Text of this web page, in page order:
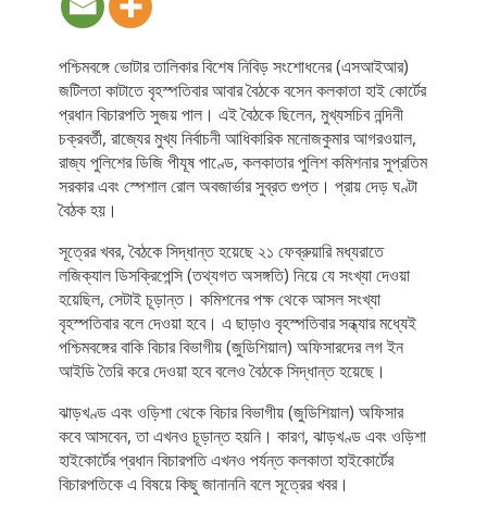
পশ্চিমবঙ্গে ভোটার তালিকার বিশেষ নিবিড় সংশোধনের (এসআইআর)
জটিলতা কাটাতে বৃহস্পতিবার আবার বৈঠকে বসেন কলকাতা হাই কোর্টের
প্রধান বিচারপতি সুজয় পাল। এই বৈঠকে ছিলেন, মুখ্যসচিব নন্দিনী
চক্রবর্তী, রাজ্যের মুখ্য নির্বাচনী আধিকারিক মনোজকুমার আগরওয়াল,
রাজ্য পুলিশের ডিজি পীযূষ পাণ্ডে, কলকাতার পুলিশ কমিশনার সুপ্রতিম
সরকার এবং স্পেশাল রোল অবজার্ভার সুব্রত গুপ্ত। প্রায় দেড় ঘণ্টা
বৈঠক হয়।
সূত্রের খবর, বৈঠকে সিদ্ধান্ত হয়েছে ২১ ফেব্রুয়ারি মধ্যরাতে
লজিক্যাল ডিসক্রিপেন্সি (তথ্যগত অসঙ্গতি) নিয়ে যে সংখ্যা দেওয়া
হয়েছিল, সেটাই চূড়ান্ত। কমিশনের পক্ষ থেকে আসল সংখ্যা
বৃহস্পতিবার বলে দেওয়া হবে। এ ছাড়াও বৃহস্পতিবার সন্ধ্যার মধ্যেই
পশ্চিমবঙ্গের বাকি বিচার বিভাগীয় (জুডিশিয়াল) অফিসারদের লগ ইন
আইডি তৈরি করে দেওয়া হবে বলেও বৈঠকে সিদ্ধান্ত হয়েছে।
ঝাড়খণ্ড এবং ওড়িশা থেকে বিচার বিভাগীয় (জুডিশিয়াল) অফিসার
কবে আসবেন, তা এখনও চূড়ান্ত হয়নি। কারণ, ঝাড়খণ্ড এবং ওড়িশা
হাইকোর্টের প্রধান বিচারপতি এখনও পর্যন্ত কলকাতা হাইকোর্টের
বিচারপতিকে এ বিষয়ে কিছু জানাননি বলে সূত্রের খবর।